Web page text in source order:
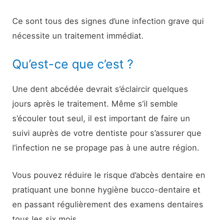
Ce sont tous des signes d’une infection grave qui
nécessite un traitement immédiat.
Qu’est-ce que c’est ?
Une dent abcédée devrait s’éclaircir quelques
jours après le traitement. Même s’il semble
s’écouler tout seul, il est important de faire un
suivi auprès de votre dentiste pour s’assurer que
l’infection ne se propage pas à une autre région.
Vous pouvez réduire le risque d’abcès dentaire en
pratiquant une bonne hygiène bucco-dentaire et
en passant régulièrement des examens dentaires